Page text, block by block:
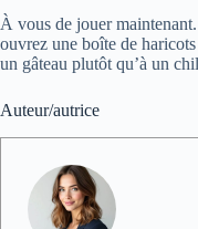
À vous de jouer
ouvrez une boîte de
un gâteau plutôt qu’à un
Auteur/autrice